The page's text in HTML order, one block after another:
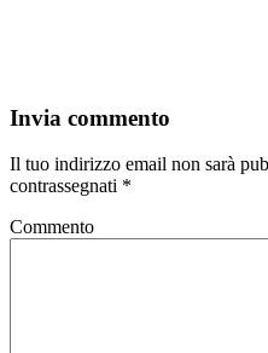
Invia commento
Il tuo indirizzo email non sarà
contrassegnati *
Commento